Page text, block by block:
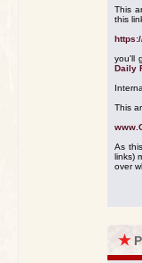
This
this
you'll
Daily
This
As
links)
over
★